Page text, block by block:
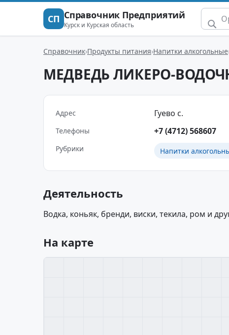
СП Справочник Предприятий
Курск и Курская область
Справочник Продукты питания Напитки алкогольные
МЕДВЕДЬ ЛИКЕРО-
Адрес Гуево с.
Телефоны +7 (4712) 568607
Рубрики Напитки
Деятельность
Водка, коньяк, бренди, виски, текила, ром и
На карте